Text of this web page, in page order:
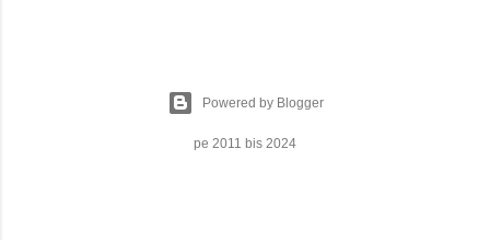
Powered by Blogger
pe 2011 bis 2024